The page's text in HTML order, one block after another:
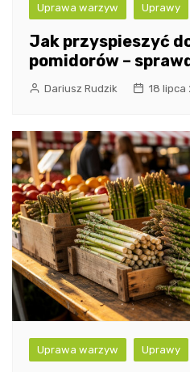
Uprawa warzyw Uprawy
Jak przyspieszyć
pomidorów –
Dariusz Rudzik 18 lipca
Uprawa warzyw Uprawy